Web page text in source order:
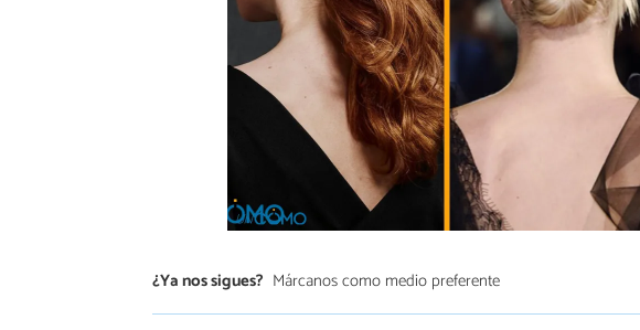
¿Ya nos sigues? Márcanos como medio preferente